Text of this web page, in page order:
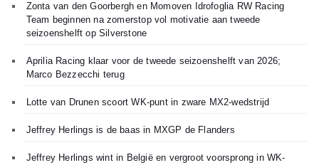
Zonta van den Goorbergh en Momoven Idrofoglia RW Racing
Team beginnen na zomerstop vol motivatie aan tweede
seizoenshelft op Silverstone
Aprilia Racing klaar voor de tweede seizoenshelft van 2026;
Marco Bezzecchi terug
Lotte van Drunen scoort WK-punt in zware MX2-wedstrijd
Jeffrey Herlings is de baas in MXGP de Flanders
Jeffrey Herlings wint in België en vergroot voorsprong in WK-